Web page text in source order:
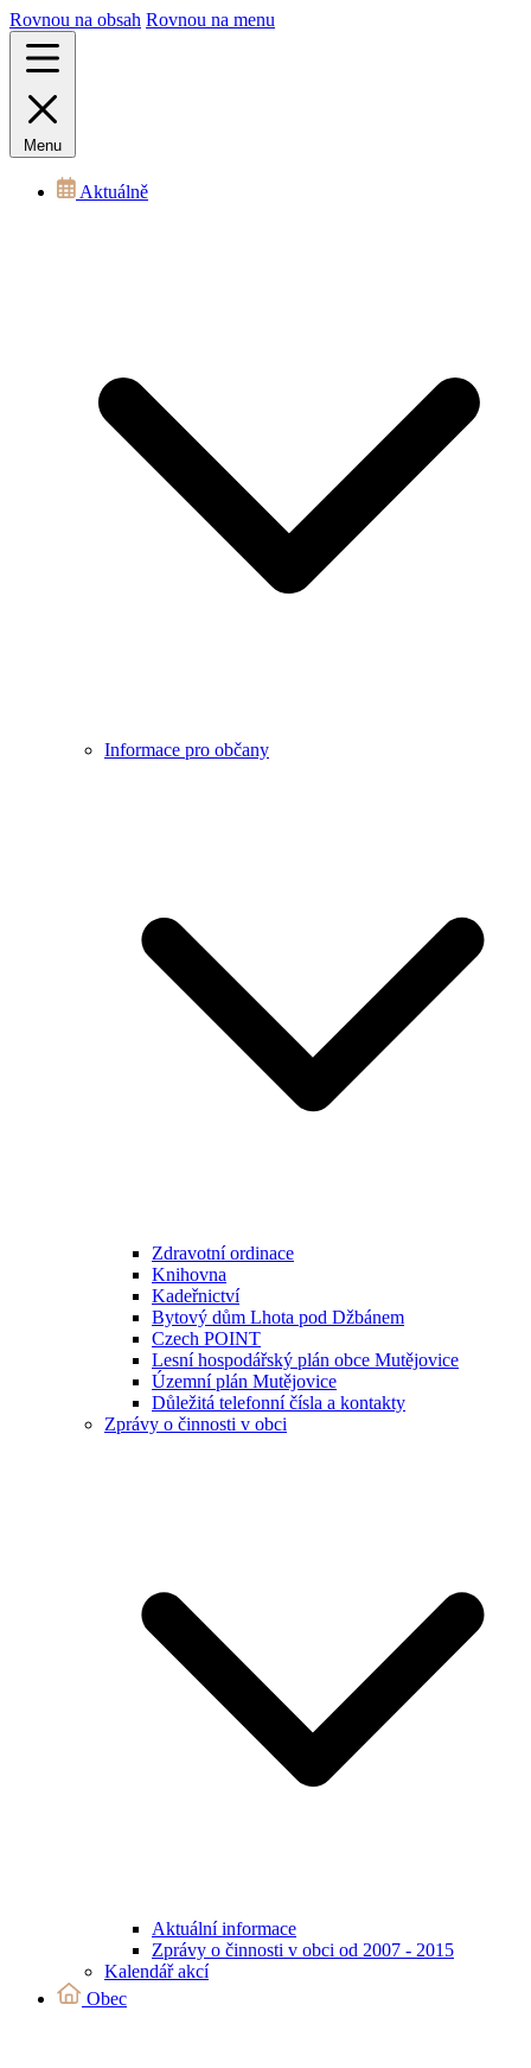
Rovnou na obsah Rovnou na menu
Menu
Aktuálně
Informace pro občany
Zdravotní ordinace
Knihovna
Kadeřnictví
Bytový dům Lhota pod Džbánem
Czech POINT
Lesní hospodářský plán obce Mutějovice
Územní plán Mutějovice
Důležitá telefonní čísla a kontakty
Zprávy o činnosti v obci
Aktuální informace
Zprávy o činnosti v obci od 2007 - 2015
Kalendář akcí
Obec